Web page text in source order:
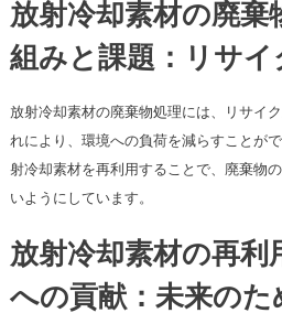
放射冷却素材の廃棄
組みと課題：リサ
放射冷却素材の廃棄物処理には、リサイ
れにより、環境への負荷を減らすことが
射冷却素材を再利用することで、廃棄物
いようにしています。
放射冷却素材の再利
への貢献：未来の